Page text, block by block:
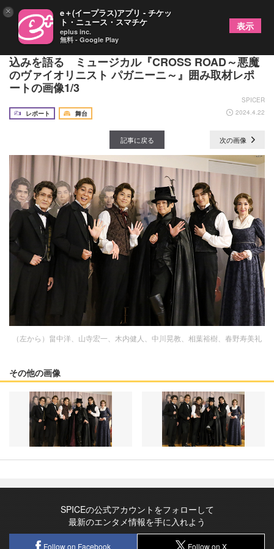
中川晃教・相葉裕樹・木内健人らが初日を前に意気
込みを語る ミュージカル『CROSS ROAD～悪魔
のヴァイオリニスト パガニーニ～』囲み取材レポ
ートの画像1/3
SPICER
レポート
舞台 2024.4.22
記事に戻る 次の画像
（左から）畠中洋、山寺宏一、木内健人、中川晃教、相葉裕樹、春野寿美礼
その他の画像
SPICEの公式アカウントをフォローして
最新のエンタメ情報を手に入れよう
Follow on Facebook Follow on X
× e＋(イープラス)アプリ - チケッ
ト・ニュース・スマチケ
eplus inc.
無料 - Google Play
表示